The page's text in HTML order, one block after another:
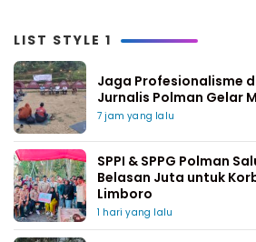
LIST STYLE 1
Jaga Profesionalisme
Jurnalis Polman Gelar
7 jam yang lalu
SPPI & SPPG Polman
Belasan Juta untuk
Limboro
1 hari yang lalu